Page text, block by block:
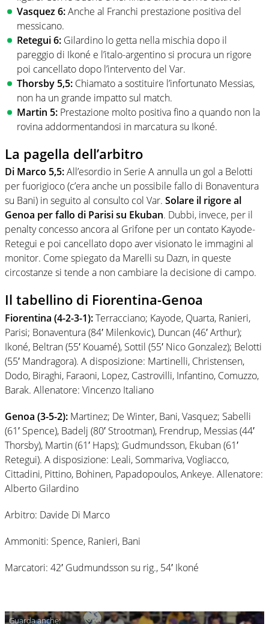
Vasquez 6:Anche al Franchi prestazione positiva del
messicano.
Retegui 6: Gilardino lo getta nella mischia dopo il
pareggio di Ikoné e l’italo-argentino si procura un rigore
poi cancellato dopo l’intervento del Var.
Thorsby 5,5: Chiamato a sostituire l’infortunato Messias,
non ha un grande impatto sul match.
Martin 5: Prestazione molto positiva fino a quando non la
rovina addormentandosi in marcatura su Ikoné.
La pagella dell’arbitro
Di Marco 5,5:All’esordio in Serie A annulla un gol a Belotti
per fuorigioco (c’era anche un possibile fallo di Bonaventura
su Bani) in seguito al consulto col Var. Solare il rigore al
Genoa per fallo di Parisi su Ekuban. Dubbi, invece, per il
penalty concesso ancora al Grifone per un contato Kayode-
Retegui e poi cancellato dopo aver visionato le immagini al
monitor. Come spiegato da Marelli su Dazn, in queste
circostanze si tende a non cambiare la decisione di campo.
Il tabellino di Fiorentina-Genoa
Fiorentina (4-2-3-1):Terracciano; Kayode, Quarta, Ranieri,
Parisi; Bonaventura (84′ Milenkovic), Duncan (46′ Arthur);
Ikoné, Beltran (55′ Kouamé), Sottil (55′ Nico Gonzalez); Belotti
(55′ Mandragora). A disposizione: Martinelli, Christensen,
Dodo, Biraghi, Faraoni, Lopez, Castrovilli, Infantino, Comuzzo,
Barak. Allenatore: Vincenzo Italiano
Genoa (3-5-2): Martinez; De Winter, Bani, Vasquez; Sabelli
(61′ Spence), Badelj (80′ Strootman), Frendrup, Messias (44′
Thorsby), Martin (61′ Haps); Gudmundsson, Ekuban (61′
Retegui). A disposizione: Leali, Sommariva, Vogliacco,
Cittadini, Pittino, Bohinen, Papadopoulos, Ankeye. Allenatore:
Alberto Gilardino
Arbitro: Davide Di Marco
Ammoniti: Spence, Ranieri, Bani
Marcatori: 42′ Gudmundsson su rig., 54′ Ikoné